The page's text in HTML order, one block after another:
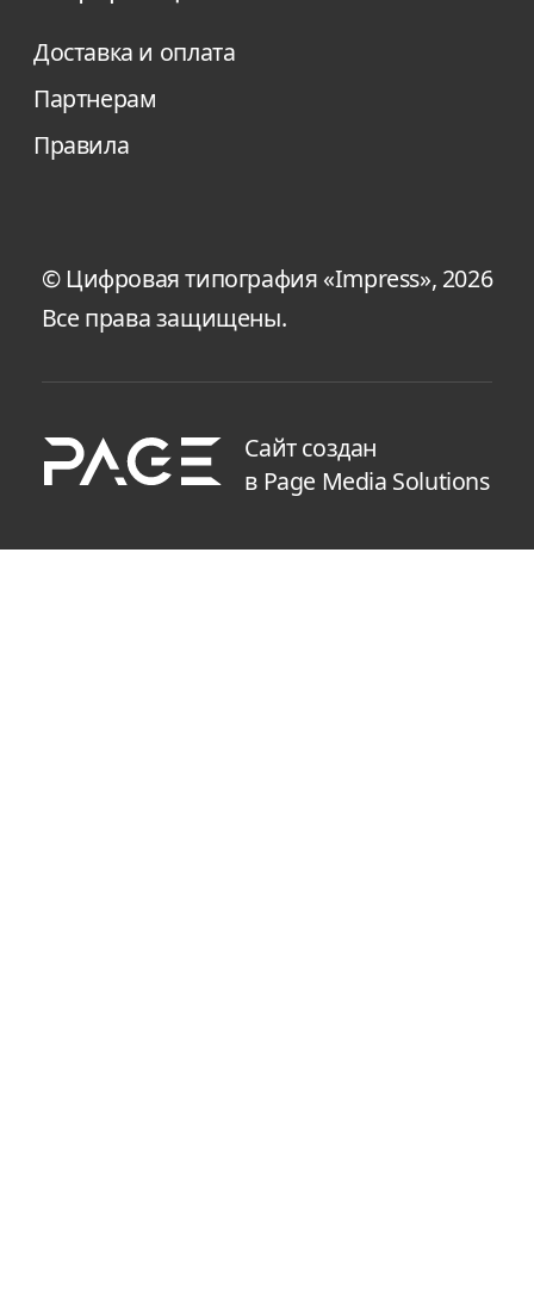
Доставка и оплата
Партнерам
Правила
© Цифровая типография «Impress», 2026
Все права защищены.
Сайт создан
в Page Media Solutions